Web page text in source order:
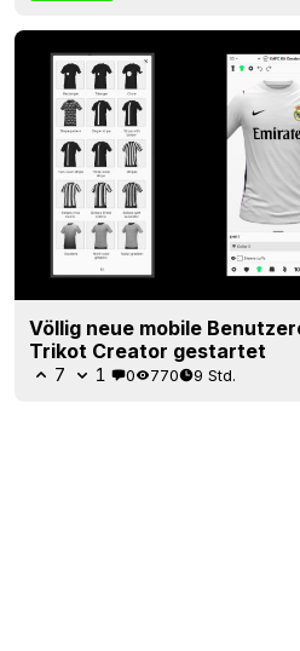
Völlig neue mobile
Trikot Creator gestartet
7 1 0 770 9 Std.